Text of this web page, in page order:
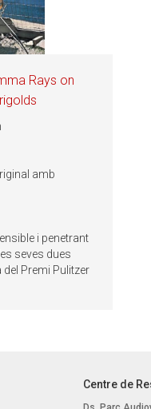
Rays on
amb
i penetrant
seves dues
Premi Pulitzer
Centre de